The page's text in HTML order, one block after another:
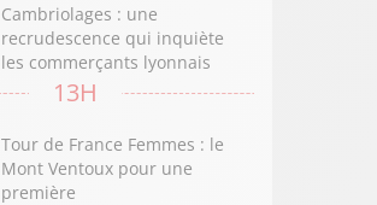
Cambriolages : une
recrudescence qui inquiète
les commerçants lyonnais
13H
Tour de France Femmes : le
Mont Ventoux pour une
première